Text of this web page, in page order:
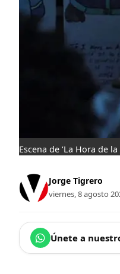
Escena de ‘La Hora de
Jorge Tigrero
viernes, 8 agosto
Únete a